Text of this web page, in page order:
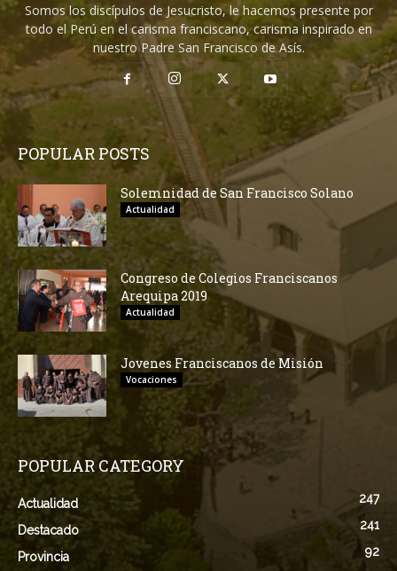
Somos los discípulos de Jesucristo, le hacemos presente por
todo el Perú en el carisma franciscano, carisma inspirado en
nuestro Padre San Francisco de Asís.
POPULAR POSTS
Solemnidad de San Francisco Solano
Actualidad
Congreso de Colegios Franciscanos
Arequipa 2019
Actualidad
Jovenes Franciscanos de Misión
Vocaciones
POPULAR CATEGORY
Actualidad 247
Destacado 241
Provincia
92